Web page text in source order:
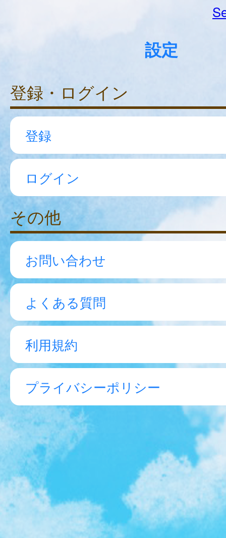
設定
登録・ログイン
登録
ログイン
その他
お問い合わせ
よくある質問
利用規約
プライバシーポリシー